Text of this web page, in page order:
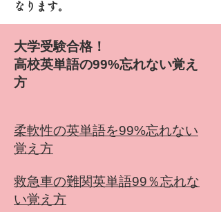
なります。
大学受験合格！​
高校英単語の99%忘れない覚え
方
柔軟性の英単語を99%忘れない
覚え方
救急車の難関英単語99％忘れな
い覚え方